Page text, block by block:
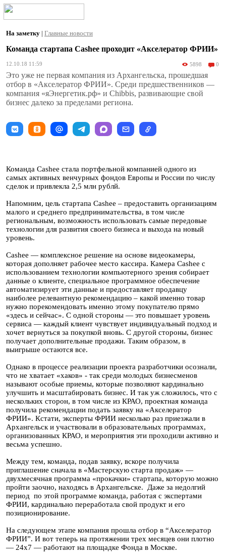
На заметку | Главные новости
Команда стартапа Cashee проходит «Акселератор ФРИИ»
12.10.18 11:59 5898 0
Это уже не первая компания из Архангельска, прошедшая
отбор в «Акселератор ФРИИ». Среди предшественников —
компания «яЭнергетик.рф» и Chibbis, развивающие свой
бизнес далеко за пределами региона.
Команда Cashee стала портфельной компанией одного из
самых активных венчурных фондов Европы и России по числу
сделок и привлекла 2,5 млн рублй.
Напомним, цель стартапа Cashee – предоставить организациям
малого и среднего предпринимательства, в том числе
региональным, возможность использовать самые передовые
технологии для развития своего бизнеса и выхода на новый
уровень.
Cashee — комплексное решение на основе видеокамеры,
которая дополняет рабочее место кассира. Камера Cashee с
использованием технологии компьютерного зрения собирает
данные о клиенте, специальное программное обеспечение
автоматизирует эти данные и предоставляет продавцу
наиболее релевантную рекомендацию – какой именно товар
нужно порекомендовать именно этому покупателю прямо
«здесь и сейчас». С одной стороны — это повышает уровень
сервиса — каждый клиент чувствует индивидуальный подход и
хочет вернуться за покупкой вновь. С другой стороны, бизнес
получает дополнительные продажи. Таким образом, в
выигрыше остаются все.
Однако в процессе реализации проекта разработчики осознали,
что не хватает «хаков» - так среди молодых бизнесменов
называют особые приемы, которые позволяют кардинально
улучшить и масштабировать бизнес. И так уж сложилось, что с
нескольких сторон, в том числе из КРАО, проектная команда
получила рекомендации подать заявку на «Акселератор
ФРИИ». Кстати, эксперты ФРИИ несколько раз приезжали в
Архангельск и участвовали в образовательных программах,
организованных КРАО, и мероприятия эти проходили активно и
весьма успешно.
Между тем, команда, подав заявку, вскоре получила
приглашение сначала в «Мастерскую старта продаж» —
двухмесячная программа «прокачки» стартапа, которую можно
пройти заочно, находясь в Архангельске. Даже за недолгий
период по этой программе команда, работая с экспертами
ФРИИ, кардинально переработала свой продукт и его
позиционирование.
На следующем этапе компания прошла отбор в “Акселератор
ФРИИ”. И вот теперь на протяжении трех месяцев они плотно
— 24х7 — работают на площадке Фонда в Москве.